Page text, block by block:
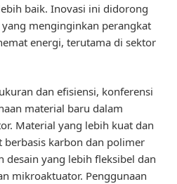
baik. Inovasi ini didorong
menginginkan perangkat
energi, terutama di sektor
dan efisiensi, konferensi
material baru dalam
Material yang lebih kuat dan
karbon dan polimer
desain yang lebih fleksibel dan
mikroaktuator. Penggunaan